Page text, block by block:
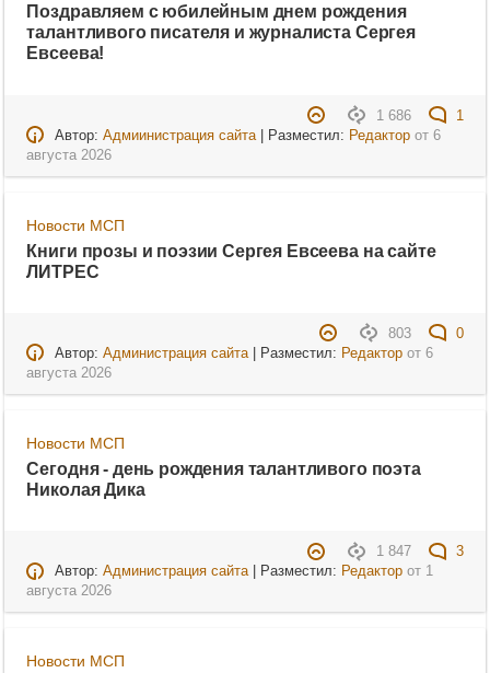
Поздравляем с юбилейным днем рождения
талантливого писателя и журналиста Сергея
Евсеева!
1 686
1
Автор: Адмиинистрация сайта| Разместил: Редакторот 6
августа 2026
Новости МСП
Книги прозы и поэзии Сергея Евсеева на сайте
ЛИТРЕС
803
0
Автор: Администрация сайта| Разместил: Редакторот 6
августа 2026
Новости МСП
Сегодня - день рождения талантливого поэта
Николая Дика
1 847
3
Автор: Администрация сайта| Разместил: Редакторот 1
августа 2026
Новости МСП